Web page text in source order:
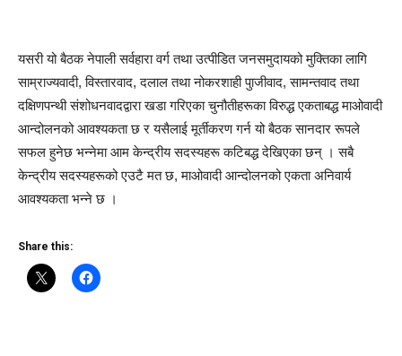
यसरी यो बैठक नेपाली सर्वहारा वर्ग तथा उत्पीडित जनसमुदायको मुक्तिका लागि
साम्राज्यवादी, विस्तारवाद, दलाल तथा नोकरशाही पुाजीवाद, सामन्तवाद तथा
दक्षिणपन्थी संशोधनवादद्वारा खडा गरिएका चुनौतीहरूका विरुद्ध एकताबद्ध माओवादी
आन्दोलनको आवश्यकता छ र यसैलाई मूर्तीकरण गर्न यो बैठक सानदार रूपले
सफल हुनेछ भन्नेमा आम केन्द्रीय सदस्यहरू कटिबद्ध देखिएका छन् । सबै
केन्द्रीय सदस्यहरूको एउटै मत छ, माओवादी आन्दोलनको एकता अनिवार्य
आवश्यकता भन्ने छ ।
Share this: